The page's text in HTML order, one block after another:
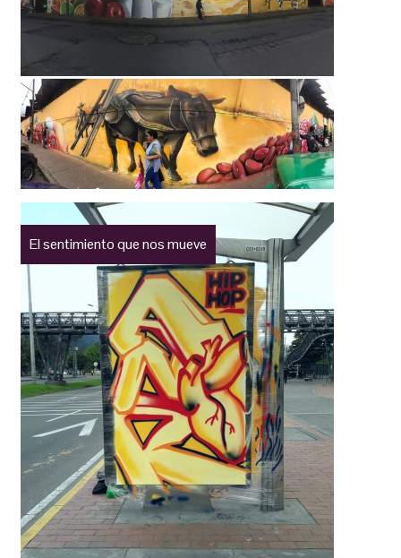
El sentimiento que nos mueve